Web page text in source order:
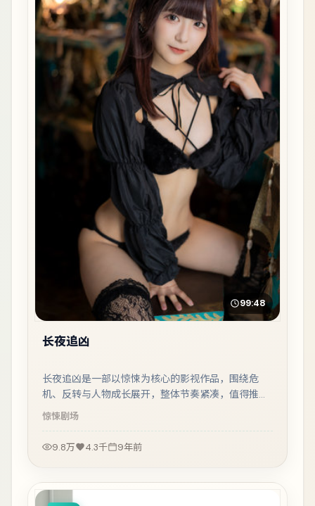
99:48
长夜追凶
长夜追凶是一部以惊悚为核心的影视作品，围绕危
机、反转与人物成长展开，整体节奏紧凑，值得推荐
观看。
惊悚剧场
9.8万 4.3千 9年前